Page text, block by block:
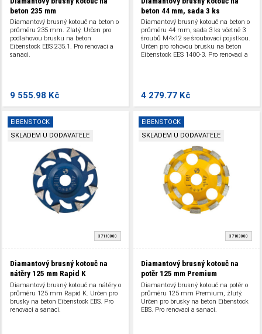
beton 235 mm
Diamantový brusný kotouč na beton o
průměru 235 mm. Zlatý. Určen pro
podlahovou brusku na beton
Eibenstock EBS 235.1. Pro renovaci a
sanaci.
9 555.98 Kč
beton 44 mm, sada 3 ks
Diamantový brusný kotouč na beton o
průměru 44 mm, sada 3 ks včetně 3
šroubů M4x12 se šroubovací pojistkou.
Určen pro rohovou brusku na beton
Eibenstock EES 1400-3. Pro renovaci a
4 279.77 Kč
EIBENSTOCK
SKLADEM U DODAVATELE
37110000
Diamantový brusný kotouč na
nátěry 125 mm Rapid K
Diamantový brusný kotouč na nátěry o
průměru 125 mm Rapid K. Určen pro
brusky na beton Eibenstock EBS. Pro
renovaci a sanaci.
EIBENSTOCK
SKLADEM U DODAVATELE
37103000
Diamantový brusný kotouč na
potěr 125 mm Premium
Diamantový brusný kotouč na potěr o
průměru 125 mm Premium, žlutý.
Určen pro brusky na beton Eibenstock
EBS. Pro renovaci a sanaci.